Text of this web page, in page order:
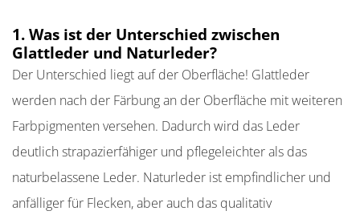
1. Was ist der Unterschied zwischen
Glattleder und Naturleder?
Der Unterschied liegt auf der Oberfläche! Glattleder
werden nach der Färbung an der Oberfläche mit weiteren
Farbpigmenten versehen. Dadurch wird das Leder
deutlich strapazierfähiger und pflegeleichter als das
naturbelassene Leder. Naturleder ist empfindlicher und
anfälliger für Flecken, aber auch das qualitativ